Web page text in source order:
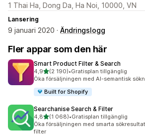
1 Thai Ha, Dong Da, Ha Noi, 10000, VN
Lansering
9 januari 2020 · Ändringslogg
Fler appar som den här
Smart Product Filter & Search
4,9av 5 stjärnor
(2 190)
2190 recensioner totalt
•Gratisplan tillgänglig
Öka försäljningen med AI-semantisk
Built for Shopify
Searchanise Search & Filter
4,8av 5 stjärnor
(1 068)
1068 recensioner totalt
•Gratisplan tillgänglig
Öka försäljningen med smarta
filter